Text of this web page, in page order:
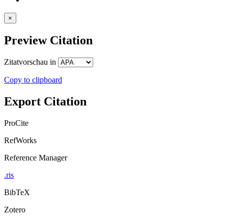
×
Preview Citation
Zitatvorschau in
Copy to clipboard
Export Citation
ProCite
RefWorks
Reference Manager
.ris
BibTeX
Zotero